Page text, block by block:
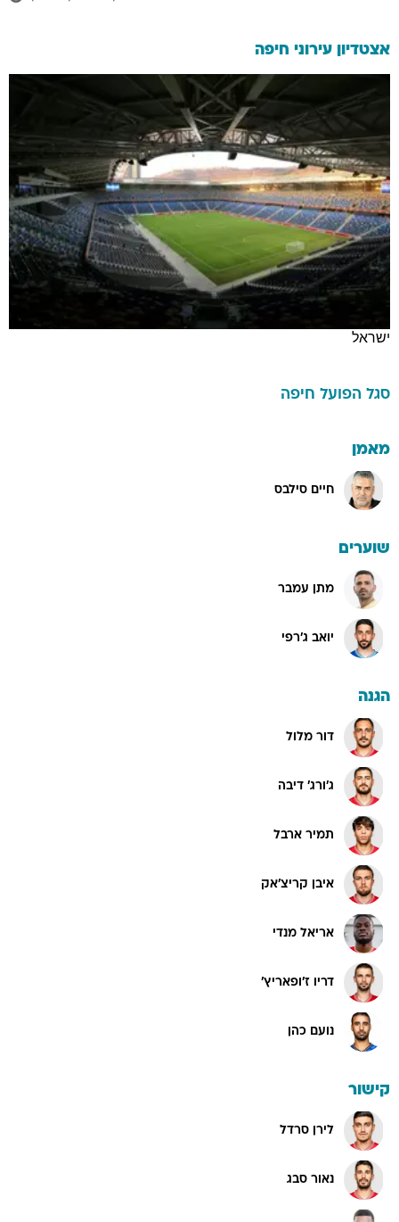
אצטדיון עירוני חיפה
ישראל
סגל הפועל חיפה
מאמן
חיים סילבס
שוערים
מתן עמבר
יואב ג'רפי
הגנה
דור מלול
ג'ורג' דיבה
תמיר ארבל
איבן קריצ'אק
אריאל מנדי
דריו ז'ופאריץ'
נועם כהן
קישור
לירן סרדל
נאור סבג